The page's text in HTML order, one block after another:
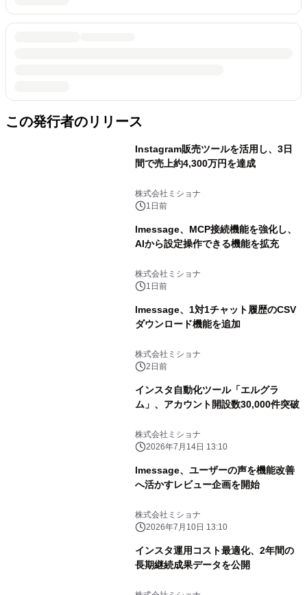
この発行者のリリース
Instagram販売ツールを活用し、3日
間で売上約4,300万円を達成
株式会社ミショナ
1日前
lmessage、MCP接続機能を強化し、
AIから設定操作できる機能を拡充
株式会社ミショナ
1日前
lmessage、1対1チャット履歴のCSV
ダウンロード機能を追加
株式会社ミショナ
2日前
インスタ自動化ツール「エルグラ
ム」、アカウント開設数30,000件突破
株式会社ミショナ
2026年7月14日 13:10
lmessage、ユーザーの声を機能改善
へ活かすレビュー企画を開始
株式会社ミショナ
2026年7月10日 13:10
インスタ運用コスト最適化、2年間の
長期継続成果データを公開